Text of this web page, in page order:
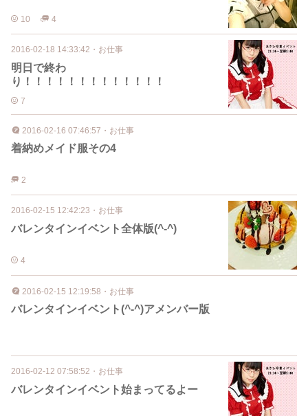
10 4
2016-02-18 14:33:42 ・ お仕事
明日で終わ
り！！！！！！！！！！！！！
7
2016-02-16 07:46:57 ・ お仕事
着納めメイド服その4
2
2016-02-15 12:42:23 ・ お仕事
バレンタインイベント全体版(^-^)
4
2016-02-15 12:19:58 ・ お仕事
バレンタインイベント(^-^)アメンバー版
2016-02-12 07:58:52 ・ お仕事
バレンタインイベント始まってるよー